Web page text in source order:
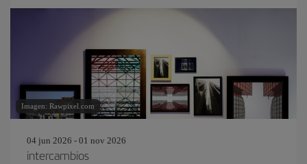
Imagen: Rawpixel.com
04 jun 2026 - 01 nov 2026
intercambios